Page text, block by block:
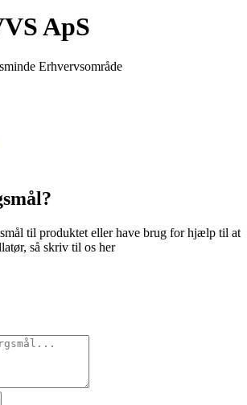
ApS
Erhvervsområde
til produktet eller have brug for hjælp til at
så skriv til os her